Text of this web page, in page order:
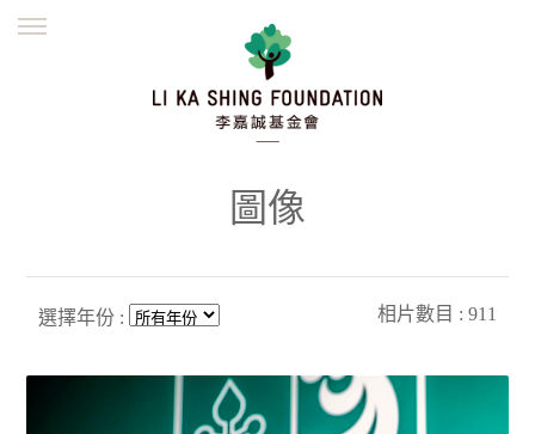
繁體
圖像
選擇年份 : 相片數目 : 911